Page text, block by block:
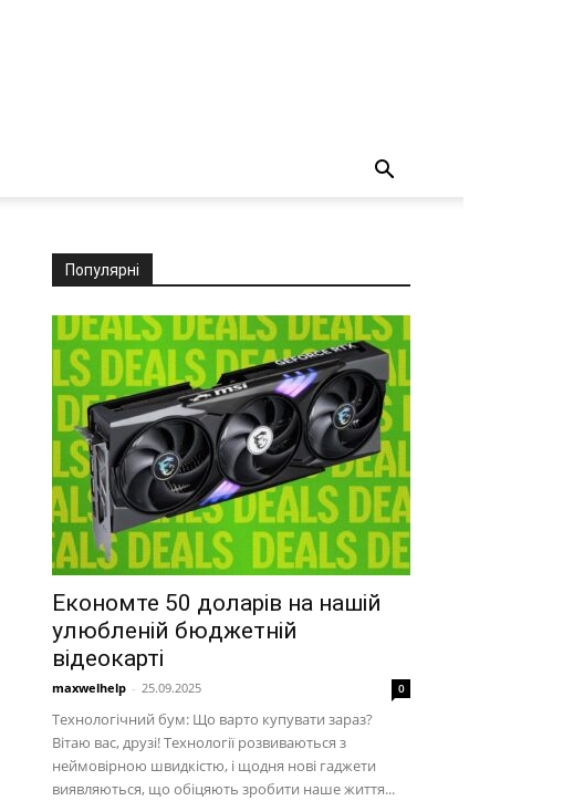
Популярні
Економте 50 доларів на нашій
улюбленій бюджетній
відеокарті
maxwelhelp - 25.09.2025 0
Технологічний бум: Що варто купувати зараз?
Вітаю вас, друзі! Технології розвиваються з
неймовірною швидкістю, і щодня нові гаджети
виявляються, що обіцяють зробити наше життя...